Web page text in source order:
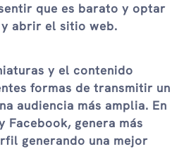
que es barato y optar
abrir el sitio web.
y el contenido
formas de transmitir un
audiencia más amplia. En
Facebook, genera más
generando una mejor